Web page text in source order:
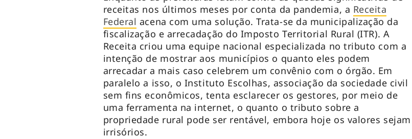
receitas nos últimos meses por conta da pandemia, a Receita
Federal acena com uma solução. Trata-se da municipalização da
fiscalização e arrecadação do Imposto Territorial Rural (ITR). A
Receita criou uma equipe nacional especializada no tributo com a
intenção de mostrar aos municípios o quanto eles podem
arrecadar a mais caso celebrem um convênio com o órgão. Em
paralelo a isso, o Instituto Escolhas, associação da sociedade civil
sem fins econômicos, tenta esclarecer os gestores, por meio de
uma ferramenta na internet, o quanto o tributo sobre a
propriedade rural pode ser rentável, embora hoje os valores sejam
irrisórios.